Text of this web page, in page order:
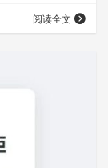
阅读全文